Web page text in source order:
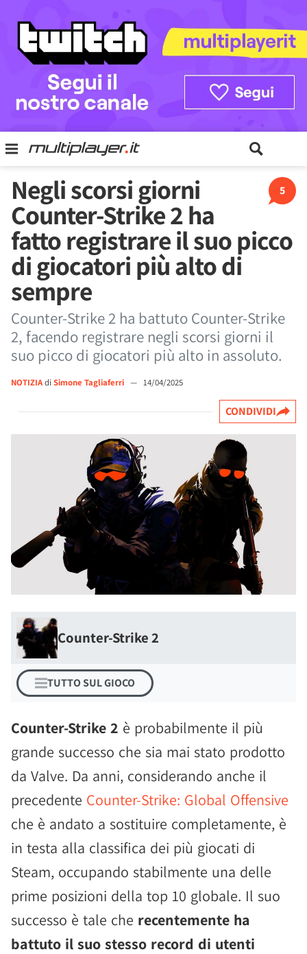
5
Negli scorsi giorni
Counter-Strike 2 ha
fatto registrare il suo picco
di giocatori più alto di
sempre
Counter-Strike 2 ha battuto Counter-Strike
2, facendo registrare negli scorsi giorni il
suo picco di giocatori più alto in assoluto.
NOTIZIAdi Simone Tagliaferri — 14/04/2025
CONDIVIDI
Counter-Strike 2
TUTTO SUL GIOCO
Counter-Strike 2 è probabilmente il più
grande successo che sia mai stato prodotto
da Valve. Da anni, considerando anche il
precedente Counter-Strike: Global Offensive
che è andato a sostituire completamente, è
in testa alla classifica dei più giocati di
Steam, occupando stabilmente una delle
prime posizioni della top 10 globale. Il suo
successo è tale che recentemente ha
battuto il suo stesso record di utenti